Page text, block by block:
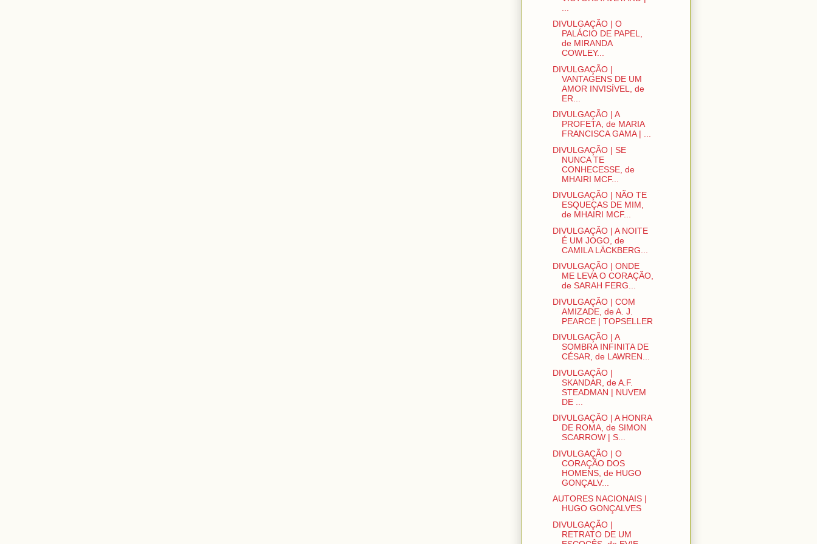
DIVULGAÇÃO | O
PALÁCIO DE PAPEL,
de MIRANDA
COWLEY...
DIVULGAÇÃO |
VANTAGENS DE UM
AMOR INVISÍVEL, de
ER...
DIVULGAÇÃO | A
PROFETA, de MARIA
FRANCISCA GAMA | ...
DIVULGAÇÃO | SE
NUNCA TE
CONHECESSE, de
MHAIRI MCF...
DIVULGAÇÃO | NÃO TE
ESQUEÇAS DE MIM,
de MHAIRI MCF...
DIVULGAÇÃO | A NOITE
É UM JOGO, de
CAMILA LÄCKBERG...
DIVULGAÇÃO | ONDE
ME LEVA O CORAÇÃO,
de SARAH FERG...
DIVULGAÇÃO | COM
AMIZADE, de A. J.
PEARCE | TOPSELLER
DIVULGAÇÃO | A
SOMBRA INFINITA DE
CÉSAR, de LAWREN...
DIVULGAÇÃO |
SKANDAR, de A.F.
STEADMAN | NUVEM
DE ...
DIVULGAÇÃO | A HONRA
DE ROMA, de SIMON
SCARROW | S...
DIVULGAÇÃO | O
CORAÇÃO DOS
HOMENS, de HUGO
GONÇALV...
AUTORES NACIONAIS |
HUGO GONÇALVES
DIVULGAÇÃO |
RETRATO DE UM